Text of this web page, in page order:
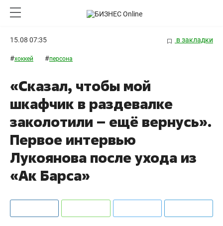
15.08 07:35 в закладки
#хоккей #персона
«Сказал, чтобы мой
шкафчик в раздевалке
заколотили – ещё вернусь».
Первое интервью
Лукоянова после ухода из
«Ак Барса»